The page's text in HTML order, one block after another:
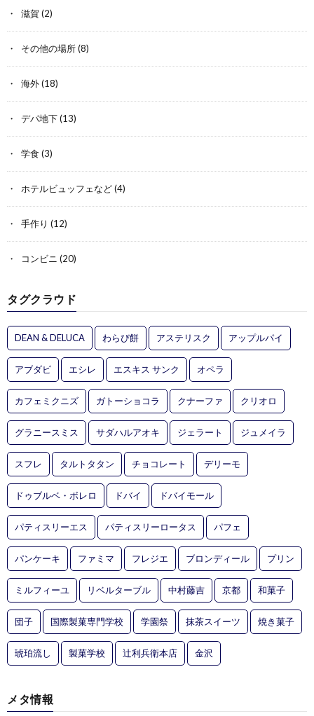
滋賀 (2)
その他の場所(8)
海外(18)
デパ地下(13)
学食 (3)
ホテルビュッフェなど(4)
手作り (12)
コンビニ (20)
タグクラウド
DEAN & DELUCA わらび餅 アステリスク アップルパイ
アブダビ エシレ エスキス サンク オペラ
カフェミクニズ ガトーショコラ クナーファ クリオロ
グラニースミス サダハルアオキ ジェラート ジュメイラ
スフレ タルトタタン チョコレート デリーモ
ドゥブルベ・ボレロ ドバイ ドバイモール
パティスリーエス パティスリーロータス パフェ
パンケーキ ファミマ フレジエ ブロンディール プリン
ミルフィーユ リベルターブル 中村藤吉 京都 和菓子
団子 国際製菓専門学校 学園祭 抹茶スイーツ 焼き菓子
琥珀流し 製菓学校 辻利兵衛本店 金沢
メタ情報